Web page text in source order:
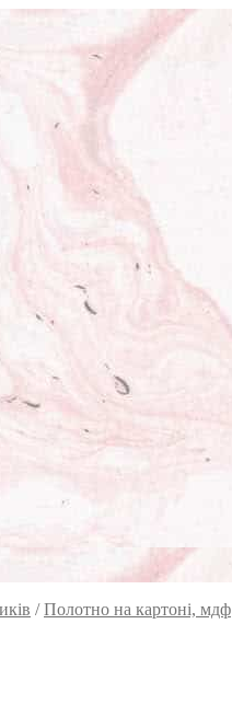
/Полотно на картоні, мдф